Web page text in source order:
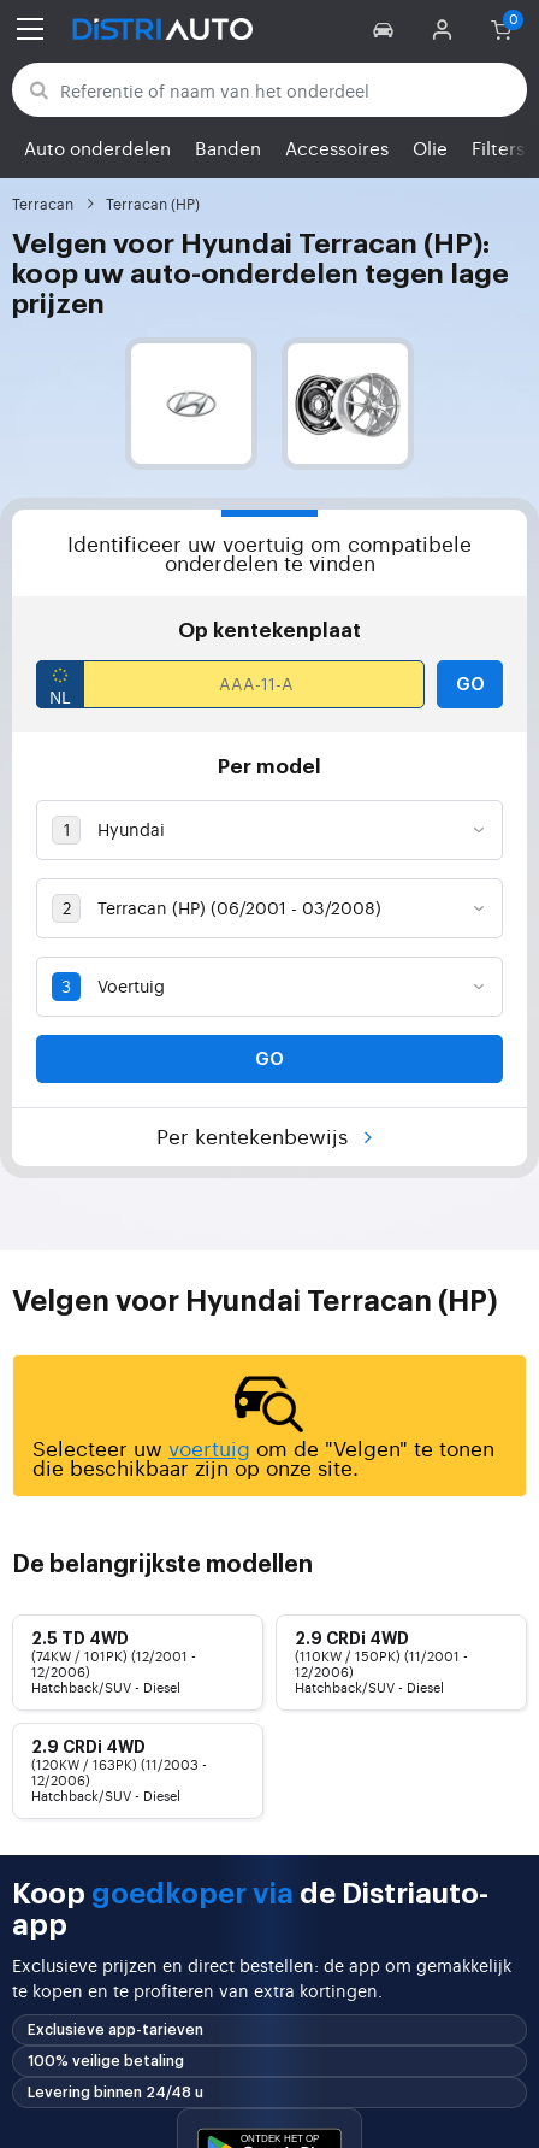
Terug naar categorieën
Auto onderdelen Banden Accessoires Olie Filters
Terracan Terracan (HP)
Velgen voor Hyundai Terracan (HP):
koop uw auto-onderdelen tegen lage
prijzen
Identificeer uw voertuig om compatibele
onderdelen te vinden
Op kentekenplaat
GO
Per model
GO
Per kentekenbewijs
Velgen voor Hyundai Terracan (HP)
Selecteer uw voertuig om de "Velgen" te tonen
die beschikbaar zijn op onze site.
De belangrijkste modellen
2.5 TD 4WD
(74KW / 101PK) (12/2001 -
12/2006)
Hatchback/SUV - Diesel
2.9 CRDi 4WD
(110KW / 150PK) (11/2001 -
12/2006)
Hatchback/SUV - Diesel
2.9 CRDi 4WD
(120KW / 163PK) (11/2003 -
12/2006)
Hatchback/SUV - Diesel
Koop goedkoper via de Distriauto-
app
Exclusieve prijzen en direct bestellen: de app om gemakkelijk
te kopen en te profiteren van extra kortingen.
Exclusieve app-tarieven
100% veilige betaling
Levering binnen 24/48 u